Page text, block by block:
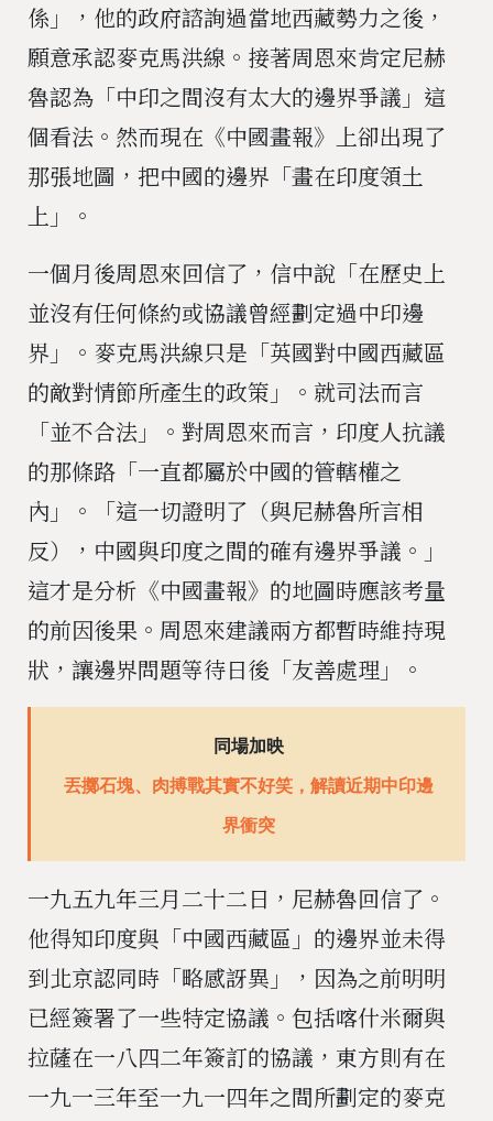
係」，他的政府諮詢過當地西藏勢力之後，
願意承認麥克馬洪線。接著周恩來肯定尼赫
魯認為「中印之間沒有太大的邊界爭議」這
個看法。然而現在《中國畫報》上卻出現了
那張地圖，把中國的邊界「畫在印度領土
上」。
一個月後周恩來回信了，信中說「在歷史上
並沒有任何條約或協議曾經劃定過中印邊
界」。麥克馬洪線只是「英國對中國西藏區
的敵對情節所產生的政策」。就司法而言
「並不合法」。對周恩來而言，印度人抗議
的那條路「一直都屬於中國的管轄權之
內」。「這一切證明了（與尼赫魯所言相
反），中國與印度之間的確有邊界爭議。」
這才是分析《中國畫報》的地圖時應該考量
的前因後果。周恩來建議兩方都暫時維持現
狀，讓邊界問題等待日後「友善處理」。
同場加映
丟擲石塊、肉搏戰其實不好笑，解讀近期中印邊
界衝突
一九五九年三月二十二日，尼赫魯回信了。
他得知印度與「中國西藏區」的邊界並未得
到北京認同時「略感訝異」，因為之前明明
已經簽署了一些特定協議。包括喀什米爾與
拉薩在一八四二年簽訂的協議，東方則有在
一九一三年至一九一四年之間所劃定的麥克